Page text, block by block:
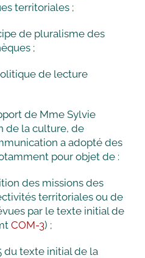
territoriales ;
de pluralisme des
;
de lecture
de Mme Sylvie
de la culture, de
a adopté des
pour objet de :
des missions des
territoriales ou de
par le texte initial de
COM-3) ;
texte initial de la